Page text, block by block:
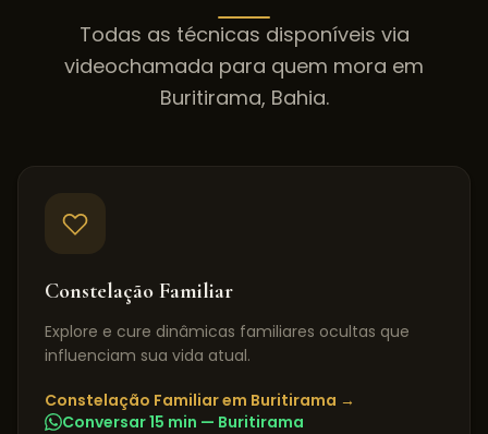
Todas as técnicas disponíveis via
videochamada para quem mora em
Buritirama, Bahia.
Constelação Familiar
Explore e cure dinâmicas familiares ocultas que
influenciam sua vida atual.
Constelação Familiarem Buritirama →
Conversar 15 min — Buritirama